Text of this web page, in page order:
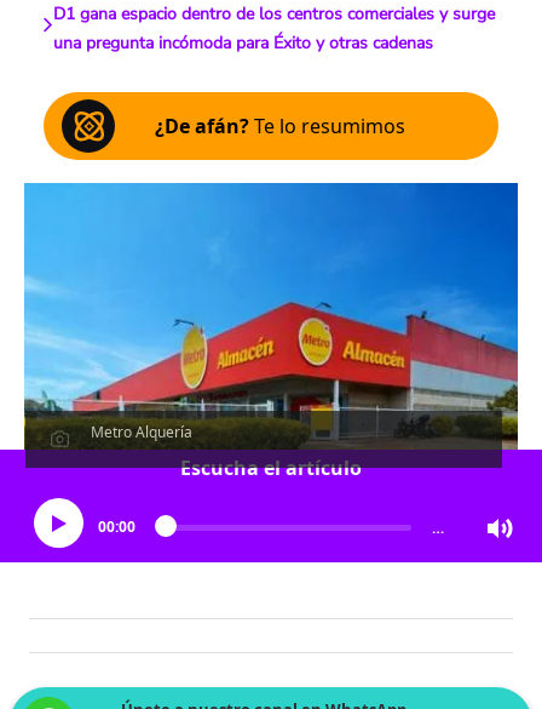
D1 gana espacio dentro de los centros comerciales y surge
una pregunta incómoda para Éxito y otras cadenas
¿De afán?Te lo resumimos
Metro Alquería
Escucha el artículo
00:00 …